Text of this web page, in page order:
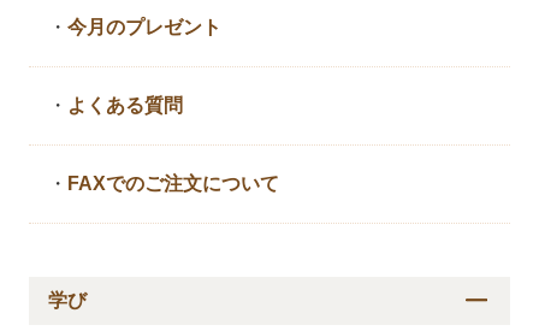
・今月のプレゼント
・ よくある質問
・ FAXでのご注文について
学び